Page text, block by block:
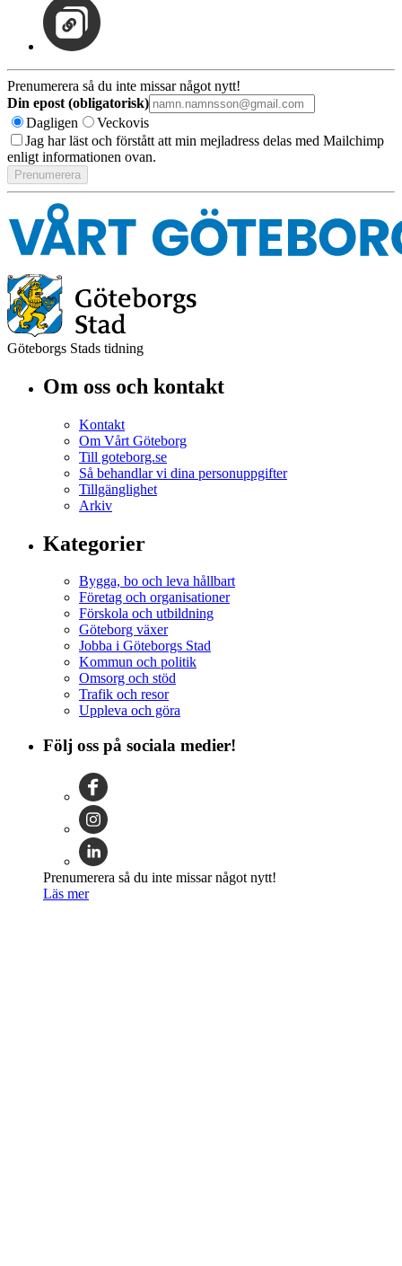
Prenumerera så du inte missar något nytt!
Din epost (obligatorisk)
Dagligen
Veckovis
Jag har läst och förstått att min mejladress delas med Mailchimp
enligt informationen ovan.
Göteborgs Stads tidning
Om oss och kontakt
Kontakt
Om Vårt Göteborg
Till goteborg.se
Så behandlar vi dina personuppgifter
Tillgänglighet
Arkiv
Kategorier
Bygga, bo och leva hållbart
Företag och organisationer
Förskola och utbildning
Göteborg växer
Jobba i Göteborgs Stad
Kommun och politik
Omsorg och stöd
Trafik och resor
Uppleva och göra
Följ oss på sociala medier!
Prenumerera så du inte missar något nytt!
Läs mer